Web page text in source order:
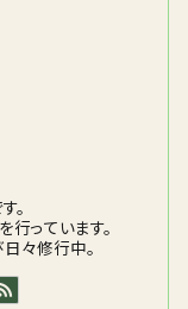
。
っています。
々修行中。